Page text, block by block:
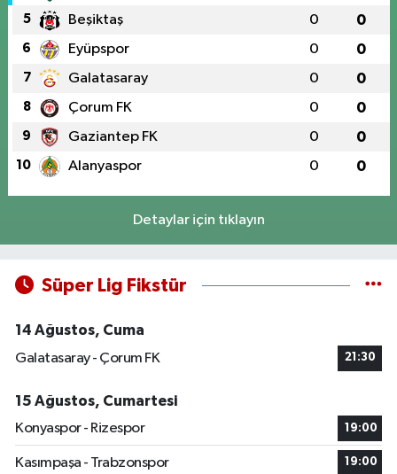
5 Beşiktaş 0 0
6 Eyüpspor 0 0
7 Galatasaray 0 0
8 Çorum FK 0 0
9 Gaziantep FK 0 0
10 Alanyaspor 0 0
Detaylar için tıklayın
Süper Lig Fikstür
14 Ağustos, Cuma
Galatasaray - Çorum FK
21:30
15 Ağustos, Cumartesi
Konyaspor - Rizespor
19:00
Kasımpaşa - Trabzonspor 19:00